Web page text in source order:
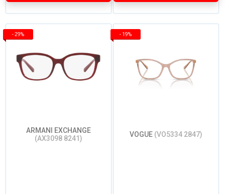
- 29%
ARMANI EXCHANGE
(AX3098 8241)
- 19%
VOGUE (VO5334 2847)